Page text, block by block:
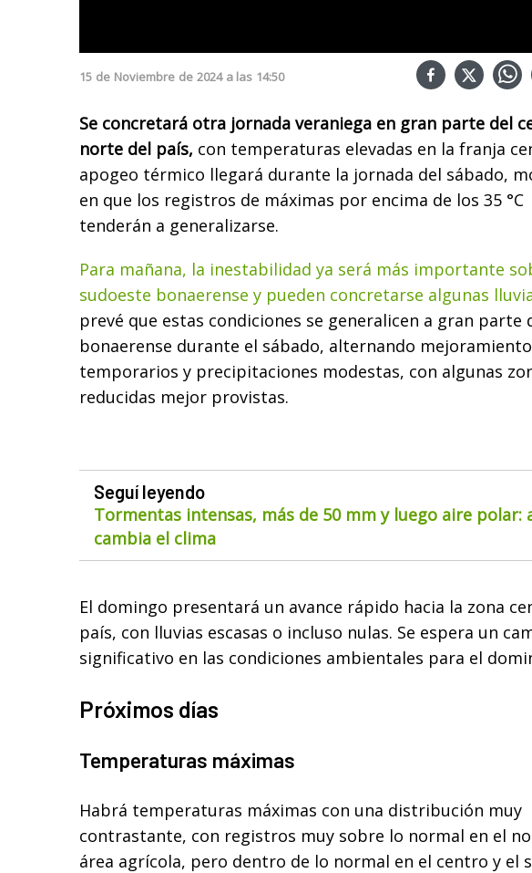
15 de Noviembre de 2024 a las 14:50
Se concretará otra jornada veraniega en gran parte del
norte del país, con temperaturas elevadas en la franja
apogeo térmico llegará durante la jornada del sábado,
en que los registros de máximas por encima de los 35 °C
tenderán a generalizarse.
Para mañana, la inestabilidad ya será más importante
sudoeste bonaerense y pueden concretarse algunas
prevé que estas condiciones se generalicen a gran parte
bonaerense durante el sábado, alternando
temporarios y precipitaciones modestas, con algunas
reducidas mejor provistas.
Seguí leyendo
Tormentas intensas, más de 50 mm y luego aire polar:
cambia el clima
El domingo presentará un avance rápido hacia la zona
país, con lluvias escasas o incluso nulas. Se espera un
significativo en las condiciones ambientales para el
Próximos días
Temperaturas máximas
Habrá temperaturas máximas con una distribución muy
contrastante, con registros muy sobre lo normal en el
área agrícola, pero dentro de lo normal en el centro y el